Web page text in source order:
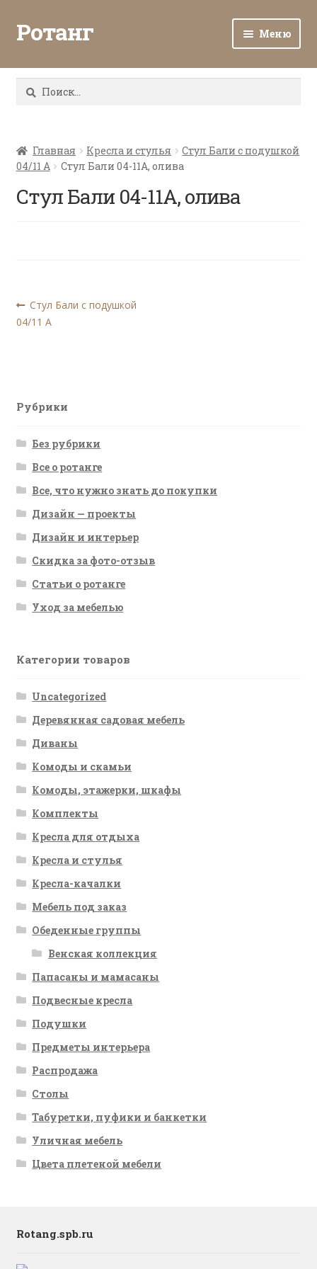
Ротанг Меню
Каталог
Все о ротанге
Ротанг оптом
Найти:
Главная Кресла и стулья
Стул Бали с подушкой
04/11 A
Стул Бали 04-11А, олива
Стул Бали 04-11А, олива
Навигация
по
Предыдущая
запись:
Стул Бали с подушкой
04/11 A
Рубрики
Без рубрики
Все о ротанге
Все, что нужно знать до покупки
Дизайн — проекты
Дизайн и интерьер
Скидка за фото-отзыв
Статьи о ротанге
Уход за мебелью
Категории товаров
Uncategorized
Деревянная садовая мебель
Диваны
Комоды и скамьи
Комоды, этажерки, шкафы
Комплекты
Кресла для отдыха
Кресла и стулья
Кресла-качалки
Мебель под заказ
Обеденные группы
Венская коллекция
Папасаны и мамасаны
Подвесные кресла
Подушки
Предметы интерьера
Распродажа
Столы
Табуретки, пуфики и банкетки
Уличная мебель
Цвета плетеной мебели
Rotang.spb.ru